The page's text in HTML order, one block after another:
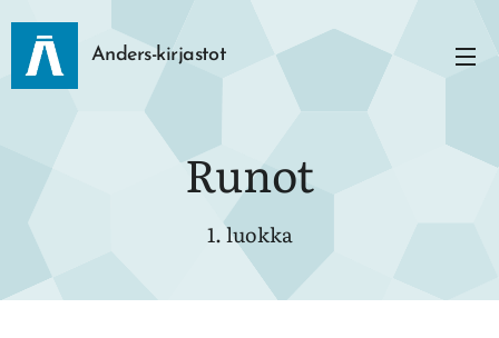
Anders-kirjastot
Runot
1. luokka